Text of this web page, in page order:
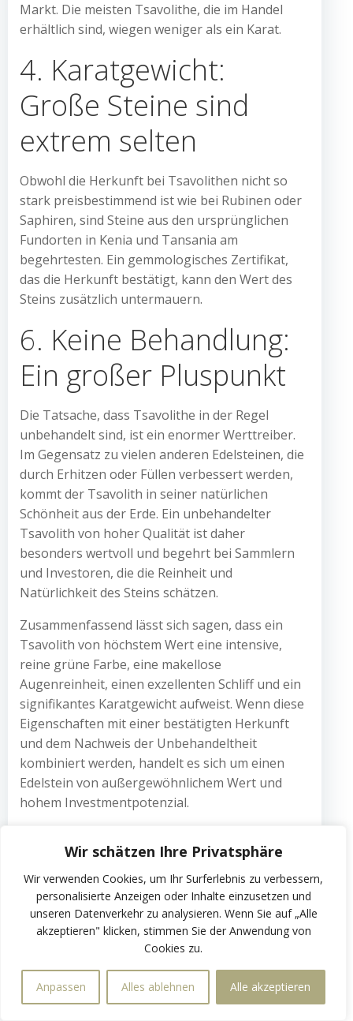
Wir schätzen Ihre Privatsphäre
Wir verwenden Cookies, um Ihr Surferlebnis zu verbessern,
personalisierte Anzeigen oder Inhalte einzusetzen und
unseren Datenverkehr zu analysieren. Wenn Sie auf „Alle
akzeptieren" klicken, stimmen Sie der Anwendung von
Cookies zu.
Anpassen Alles ablehnen Alle akzeptieren
Markt. Die meisten Tsavolithe, die im Handel
erhältlich sind, wiegen weniger als ein Karat.
4. Karatgewicht:
Große Steine sind
extrem selten
Obwohl die Herkunft bei Tsavolithen nicht so
stark preisbestimmend ist wie bei Rubinen oder
Saphiren, sind Steine aus den ursprünglichen
Fundorten in Kenia und Tansania am
begehrtesten. Ein gemmologisches Zertifikat,
das die Herkunft bestätigt, kann den Wert des
Steins zusätzlich untermauern.
6. Keine Behandlung:
Ein großer Pluspunkt
Die Tatsache, dass Tsavolithe in der Regel
unbehandelt sind, ist ein enormer Werttreiber.
Im Gegensatz zu vielen anderen Edelsteinen, die
durch Erhitzen oder Füllen verbessert werden,
kommt der Tsavolith in seiner natürlichen
Schönheit aus der Erde. Ein unbehandelter
Tsavolith von hoher Qualität ist daher
besonders wertvoll und begehrt bei Sammlern
und Investoren, die die Reinheit und
Natürlichkeit des Steins schätzen.
Zusammenfassend lässt sich sagen, dass ein
Tsavolith von höchstem Wert eine intensive,
reine grüne Farbe, eine makellose
Augenreinheit, einen exzellenten Schliff und ein
signifikantes Karatgewicht aufweist. Wenn diese
Eigenschaften mit einer bestätigten Herkunft
und dem Nachweis der Unbehandeltheit
kombiniert werden, handelt es sich um einen
Edelstein von außergewöhnlichem Wert und
hohem Investmentpotenzial.
Warum der
Tsavolith in keiner
Sammlung fehlen
sollte
Der Tsavolith ist ein Edelstein, der in den letzten